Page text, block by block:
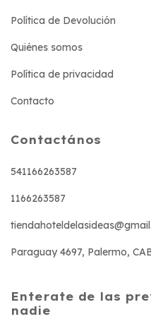
Política de Devolución
Quiénes somos
Política de privacidad
Contacto
Contactános
541166263587
1166263587
Paraguay 4697, Palermo,
Enterate de las
nadie